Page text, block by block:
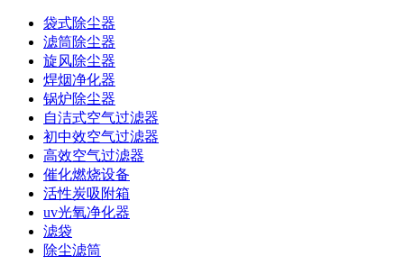
袋式除尘器
滤筒除尘器
旋风除尘器
焊烟净化器
锅炉除尘器
自洁式空气过滤器
初中效空气过滤器
高效空气过滤器
催化燃烧设备
活性炭吸附箱
uv光氧净化器
滤袋
除尘滤筒